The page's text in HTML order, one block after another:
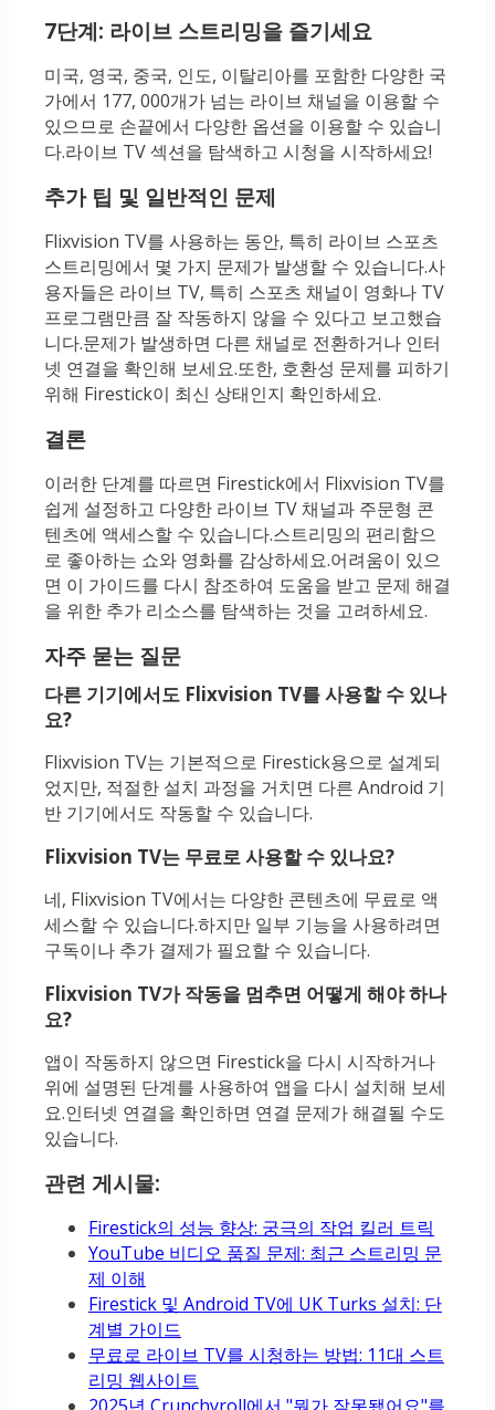
7단계: 라이브 스트리밍을 즐기세요
미국, 영국, 중국, 인도, 이탈리아를 포함한 다양한 국
가에서 177, 000개가 넘는 라이브 채널을 이용할 수
있으므로 손끝에서 다양한 옵션을 이용할 수 있습니
다.라이브 TV 섹션을 탐색하고 시청을 시작하세요!
추가 팁 및 일반적인 문제
Flixvision TV를 사용하는 동안, 특히 라이브 스포츠
스트리밍에서 몇 가지 문제가 발생할 수 있습니다.사
용자들은 라이브 TV, 특히 스포츠 채널이 영화나 TV
프로그램만큼 잘 작동하지 않을 수 있다고 보고했습
니다.문제가 발생하면 다른 채널로 전환하거나 인터
넷 연결을 확인해 보세요.또한, 호환성 문제를 피하기
위해 Firestick이 최신 상태인지 확인하세요.
결론
이러한 단계를 따르면 Firestick에서 Flixvision TV를
쉽게 설정하고 다양한 라이브 TV 채널과 주문형 콘
텐츠에 액세스할 수 있습니다.스트리밍의 편리함으
로 좋아하는 쇼와 영화를 감상하세요.어려움이 있으
면 이 가이드를 다시 참조하여 도움을 받고 문제 해결
을 위한 추가 리소스를 탐색하는 것을 고려하세요.
자주 묻는 질문
다른 기기에서도 Flixvision TV를 사용할 수 있나
요?
Flixvision TV는 기본적으로 Firestick용으로 설계되
었지만, 적절한 설치 과정을 거치면 다른 Android 기
반 기기에서도 작동할 수 있습니다.
Flixvision TV는 무료로 사용할 수 있나요?
네, Flixvision TV에서는 다양한 콘텐츠에 무료로 액
세스할 수 있습니다.하지만 일부 기능을 사용하려면
구독이나 추가 결제가 필요할 수 있습니다.
Flixvision TV가 작동을 멈추면 어떻게 해야 하나
요?
앱이 작동하지 않으면 Firestick을 다시 시작하거나
위에 설명된 단계를 사용하여 앱을 다시 설치해 보세
요.인터넷 연결을 확인하면 연결 문제가 해결될 수도
있습니다.
관련 게시물:
Firestick의 성능 향상: 궁극의 작업 킬러 트릭
YouTube 비디오 품질 문제: 최근 스트리밍 문
제 이해
Firestick 및 Android TV에 UK Turks 설치: 단
계별 가이드
무료로 라이브 TV를 시청하는 방법: 11대 스트
리밍 웹사이트